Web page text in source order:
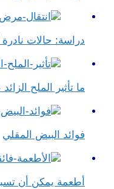
دراسة: حالات نادرة
ما تأثير الملح
فوائد البيض المقلي
أطعمة يمكن أن